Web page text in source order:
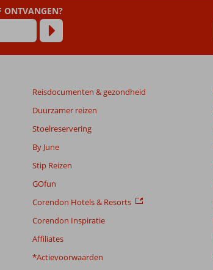
ONTVANGEN?
Reisdocumenten & gezondheid
Duurzamer reizen
Stoelreservering
By June
Stip Reizen
GOfun
Corendon Hotels & Resorts
Corendon Inspiratie
Affiliates
*Actievoorwaarden